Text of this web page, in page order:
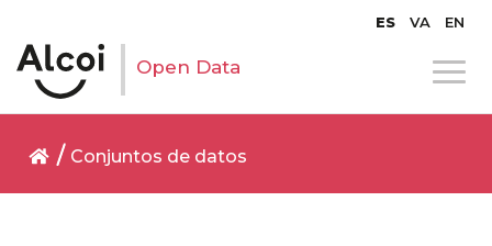
ES VA EN
Open Data
Conjuntos de datos